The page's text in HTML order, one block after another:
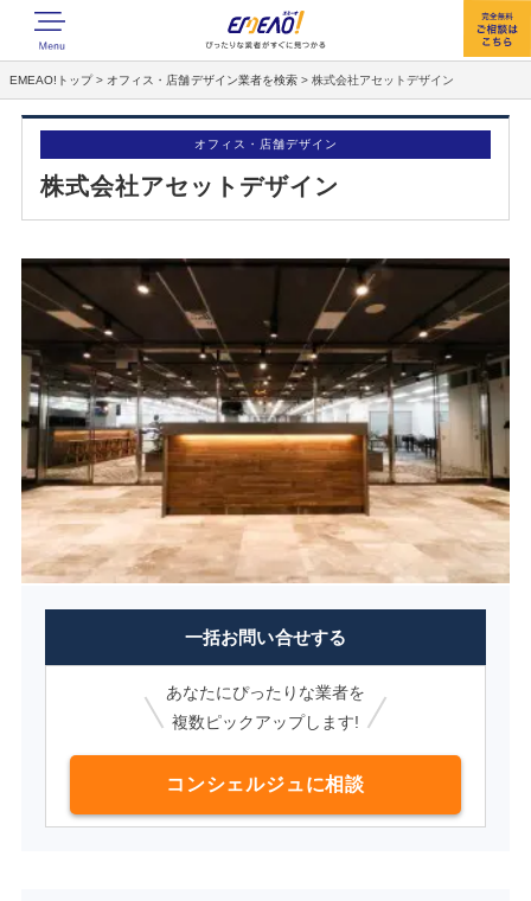
EMEAO!トップ > オフィス・店舗デザイン業者を検索 > 株式会社アセットデザイン
オフィス・店舗デザイン
株式会社アセットデザイン
一括お問い合せする
あなたにぴったりな業者を
複数ピックアップします!
コンシェルジュに相談